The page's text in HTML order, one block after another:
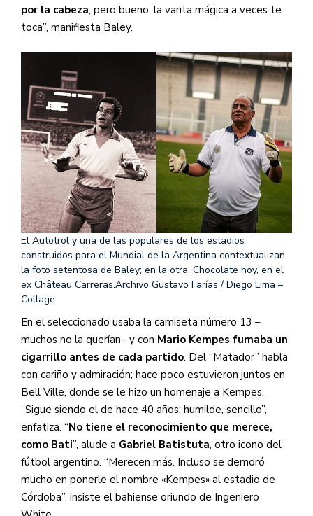
por la cabeza, pero bueno: la varita mágica a veces te
toca”, manifiesta Baley.
El Autotrol y una de las populares de los estadios
construidos para el Mundial de la Argentina contextualizan
la foto setentosa de Baley; en la otra, Chocolate hoy, en el
ex Château Carreras.Archivo Gustavo Farías / Diego Lima –
Collage
En el seleccionado usaba la camiseta número 13 –
muchos no la querían– y con Mario Kempes fumaba un
cigarrillo antes de cada partido. Del “Matador” habla
con cariño y admiración; hace poco estuvieron juntos en
Bell Ville, donde se le hizo un homenaje a Kempes.
“Sigue siendo el de hace 40 años; humilde, sencillo”,
enfatiza. “No tiene el reconocimiento que merece,
como Bati”, alude a Gabriel Batistuta, otro icono del
fútbol argentino. “Merecen más. Incluso se demoró
mucho en ponerle el nombre «Kempes» al estadio de
Córdoba”, insiste el bahiense oriundo de Ingeniero